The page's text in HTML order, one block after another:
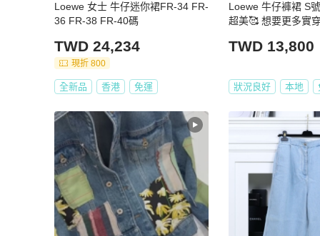
Loewe 女士 牛仔迷你裙FR-34 FR-
36 FR-38 FR-40碼
TWD 24,234
現折 800
全新品 香港 免運
Loewe 牛仔褲裙 S
超美🥰 想要更多實
TWD 13,800
狀況良好 本地